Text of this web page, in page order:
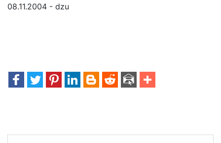
08.11.2004 - dzu